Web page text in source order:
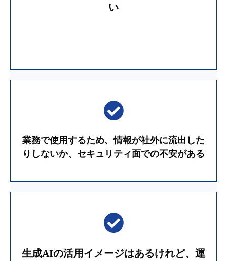
い
業務で使用するため、情報が社外に流出した
りしないか、セキュリティ面での不安がある
生成AIの活用イメージはあるけれど、運